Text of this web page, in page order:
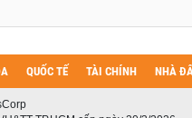
QUỐC TẾ TÀI CHÍNH NHÀ